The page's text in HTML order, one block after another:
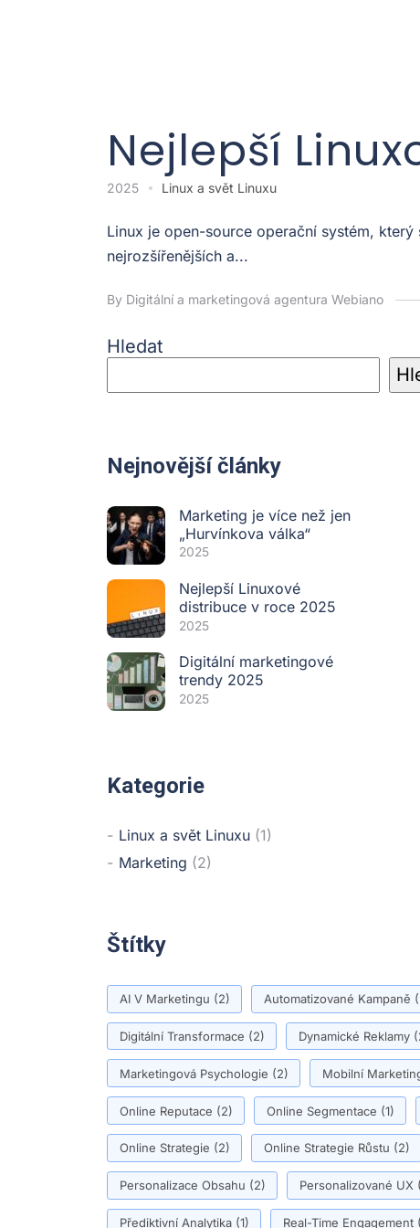
Nejlepší
2025 Linux a svět Linuxu
Linux je open-source operační systém,
nejrozšířenějších a...
By Digitální a marketingová agentura Webiano
Hledat
Nejnovější články
Marketing je více než jen
„Hurvínkova válka“
2025
Nejlepší Linuxové
distribuce v roce 2025
2025
Digitální marketingové
trendy 2025
2025
Kategorie
Linux a svět Linuxu (1)
Marketing (2)
Štítky
AI V Marketingu (2) Automatizované Kampaně
Digitální Transformace (2) Dynamické Reklamy
Marketingová Psychologie (2) Mobilní
Online Reputace (2) Online Segmentace (1)
Online Strategie (2) Online Strategie Růstu (2)
Personalizace Obsahu (2) Personalizované UX
Přediktivní Analytika(1) Real-Time Engagement